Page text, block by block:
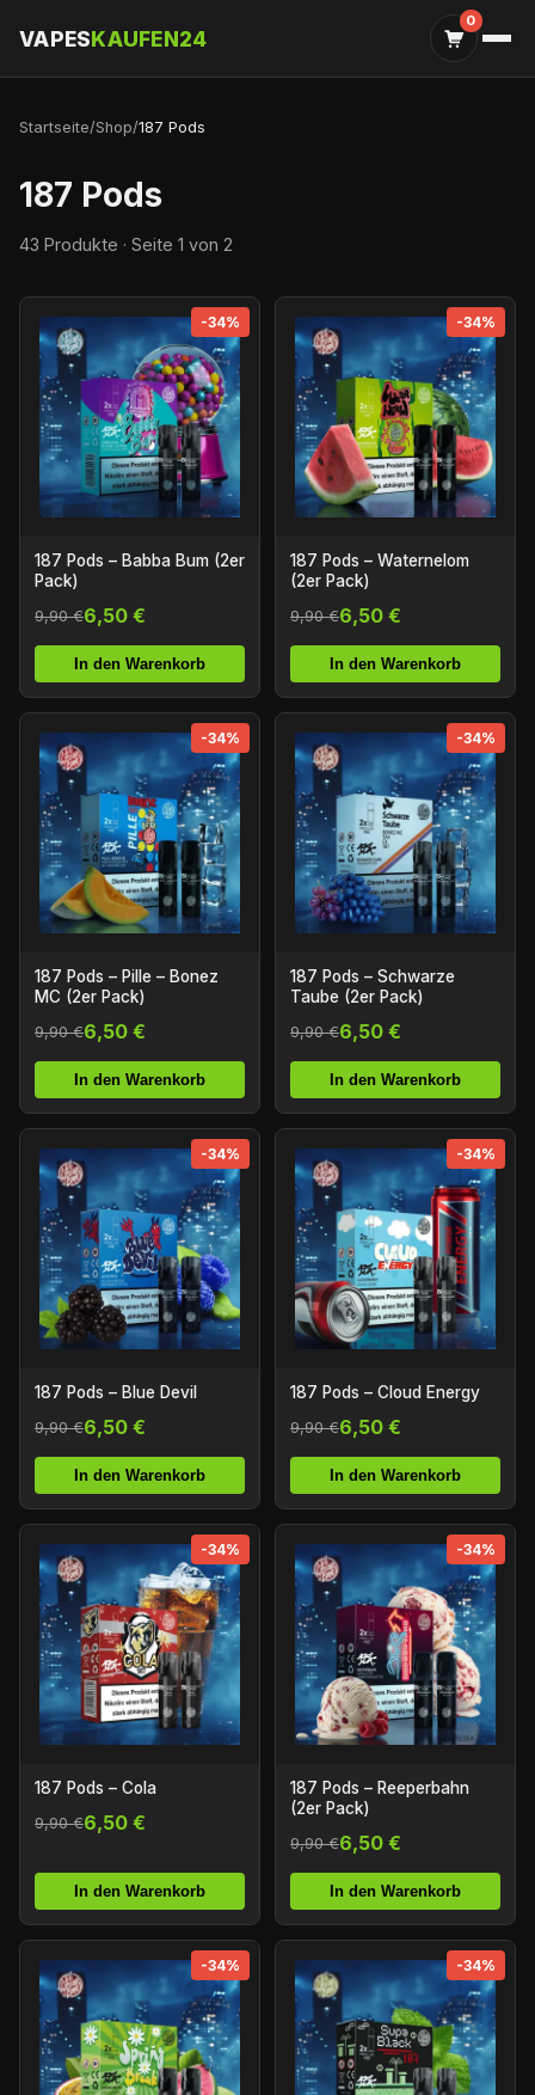
VAPESKAUFEN24
0
Startseite/Shop/187 Pods
187 Pods
43 Produkte · Seite 1 von 2
-34%
187 Pods – Babba Bum (2er
Pack)
9,90 €6,50 €
In den Warenkorb
-34%
187 Pods – Waternelom
(2er Pack)
9,90 €6,50 €
In den Warenkorb
-34%
187 Pods – Pille – Bonez
MC (2er Pack)
9,90 €6,50 €
In den Warenkorb
-34%
187 Pods – Schwarze
Taube (2er Pack)
9,90 €6,50 €
In den Warenkorb
-34%
187 Pods – Blue Devil
9,90 €6,50 €
In den Warenkorb
-34%
187 Pods – Cloud Energy
9,90 €6,50 €
In den Warenkorb
-34%
187 Pods – Cola
9,90 €6,50 €
In den Warenkorb
-34%
187 Pods – Reeperbahn
(2er Pack)
9,90 €6,50 €
In den Warenkorb
-34% -34%